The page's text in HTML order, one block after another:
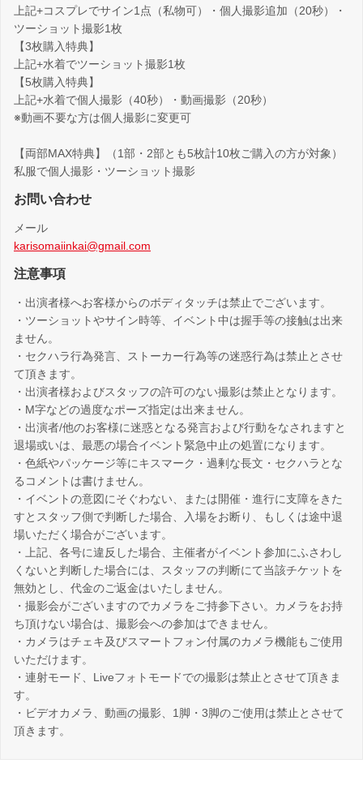
上記+コスプレでサイン1点（私物可）・個人撮影追加（20秒）・
ツーショット撮影1枚
【3枚購入特典】
上記+水着でツーショット撮影1枚
【5枚購入特典】
上記+水着で個人撮影（40秒）・動画撮影（20秒）
※動画不要な方は個人撮影に変更可
【両部MAX特典】（1部・2部とも5枚計10枚ご購入の方が対象）
私服で個人撮影・ツーショット撮影
お問い合わせ
メール
karisomaiinkai@gmail.com
注意事項
・出演者様へお客様からのボディタッチは禁止でございます。
・ツーショットやサイン時等、イベント中は握手等の接触は出来
ません。
・セクハラ行為発言、ストーカー行為等の迷惑行為は禁止とさせ
て頂きます。
・出演者様およびスタッフの許可のない撮影は禁止となります。
・M字などの過度なポーズ指定は出来ません。
・出演者/他のお客様に迷惑となる発言および行動をなされますと
退場或いは、最悪の場合イベント緊急中止の処置になります。
・色紙やパッケージ等にキスマーク・過剰な長文・セクハラとな
るコメントは書けません。
・イベントの意図にそぐわない、または開催・進行に支障をきた
すとスタッフ側で判断した場合、入場をお断り、もしくは途中退
場いただく場合がございます。
・上記、各号に違反した場合、主催者がイベント参加にふさわし
くないと判断した場合には、スタッフの判断にて当該チケットを
無効とし、代金のご返金はいたしません。
・撮影会がございますのでカメラをご持参下さい。カメラをお持
ち頂けない場合は、撮影会への参加はできません。
・カメラはチェキ及びスマートフォン付属のカメラ機能もご使用
いただけます。
・連射モード、Liveフォトモードでの撮影は禁止とさせて頂きま
す。
・ビデオカメラ、動画の撮影、1脚・3脚のご使用は禁止とさせて
頂きます。